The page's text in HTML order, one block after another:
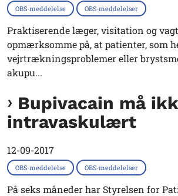
OBS-meddelelse OBS-meddelelser
Praktiserende læger, visitation og
opmærksomme på, at patienter, som
vejrtrækningsproblemer eller
akupu...
Bupivacain må
intravaskulært
12-09-2017
OBS-meddelelse OBS-meddelelser
På seks måneder har Styrelsen for